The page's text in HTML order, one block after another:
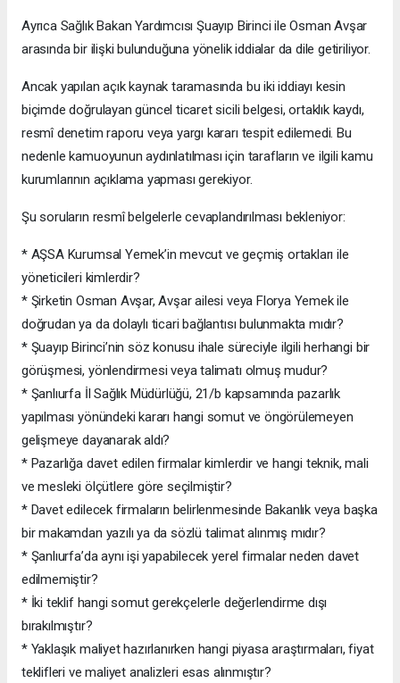
Ayrıca Sağlık Bakan Yardımcısı Şuayıp Birinci ile Osman Avşar
arasında bir ilişki bulunduğuna yönelik iddialar da dile getiriliyor.
Ancak yapılan açık kaynak taramasında bu iki iddiayı kesin
biçimde doğrulayan güncel ticaret sicili belgesi, ortaklık kaydı,
resmî denetim raporu veya yargı kararı tespit edilemedi. Bu
nedenle kamuoyunun aydınlatılması için tarafların ve ilgili kamu
kurumlarının açıklama yapması gerekiyor.
Şu soruların resmî belgelerle cevaplandırılması bekleniyor:
* AŞSA Kurumsal Yemek’in mevcut ve geçmiş ortakları ile
yöneticileri kimlerdir?
* Şirketin Osman Avşar, Avşar ailesi veya Florya Yemek ile
doğrudan ya da dolaylı ticari bağlantısı bulunmakta mıdır?
* Şuayıp Birinci’nin söz konusu ihale süreciyle ilgili herhangi bir
görüşmesi, yönlendirmesi veya talimatı olmuş mudur?
* Şanlıurfa İl Sağlık Müdürlüğü, 21/b kapsamında pazarlık
yapılması yönündeki kararı hangi somut ve öngörülemeyen
gelişmeye dayanarak aldı?
* Pazarlığa davet edilen firmalar kimlerdir ve hangi teknik, mali
ve mesleki ölçütlere göre seçilmiştir?
* Davet edilecek firmaların belirlenmesinde Bakanlık veya başka
bir makamdan yazılı ya da sözlü talimat alınmış mıdır?
* Şanlıurfa’da aynı işi yapabilecek yerel firmalar neden davet
edilmemiştir?
* İki teklif hangi somut gerekçelerle değerlendirme dışı
bırakılmıştır?
* Yaklaşık maliyet hazırlanırken hangi piyasa araştırmaları, fiyat
teklifleri ve maliyet analizleri esas alınmıştır?